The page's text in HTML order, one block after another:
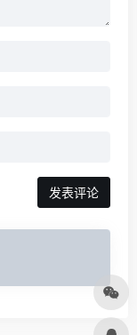
发表评论